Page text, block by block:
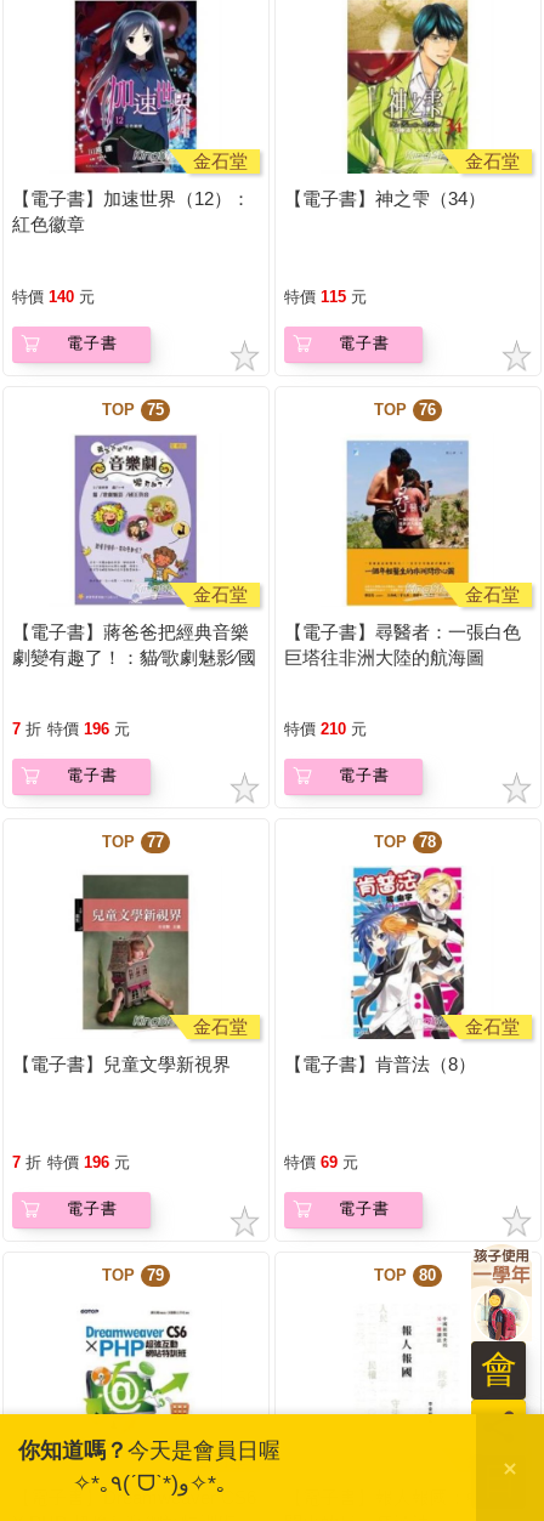
金石堂
【電子書】加速世界（12）：
紅色徽章
特價 140 元
電子書
金石堂
【電子書】神之雫（34）
特價 115 元
電子書
TOP 75
金石堂
【電子書】蔣爸爸把經典音樂
劇變有趣了！：貓∕歌劇魅影∕國
7 折 特價 196 元
電子書
TOP 76
金石堂
【電子書】尋醫者：一張白色
巨塔往非洲大陸的航海圖
特價 210 元
電子書
TOP 77
金石堂
【電子書】兒童文學新視界
7 折 特價 196 元
電子書
TOP 78
金石堂
【電子書】肯普法（8）
特價 69 元
電子書
TOP 79
金石堂
【電子書】Dreamweaver CS6
TOP 80
金石堂
日
員
會
你知道嗎？ 今天是會員日喔
✧*｡٩(ˊᗜˋ*)و✧*｡